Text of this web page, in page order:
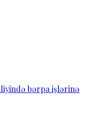
bərpa işlərinə